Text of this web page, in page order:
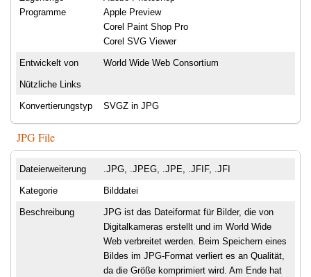
Programme
Apple Preview
Corel Paint Shop Pro
Corel SVG Viewer
Entwickelt von World Wide Web Consortium
Nützliche Links
Konvertierungstyp SVGZ in JPG
JPG File
Dateierweiterung .JPG, .JPEG, .JPE, .JFIF, .JFI
Kategorie Bilddatei
Beschreibung
JPG ist das Dateiformat für Bilder, die von
Digitalkameras erstellt und im World Wide
Web verbreitet werden. Beim Speichern eines
Bildes im JPG-Format verliert es an Qualität,
da die Größe komprimiert wird. Am Ende hat